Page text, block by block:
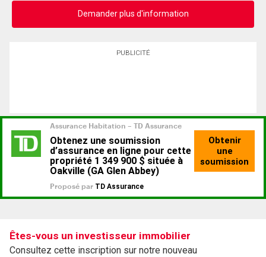
Demander plus d'information
PUBLICITÉ
Êtes-vous un investisseur immobilier
Consultez cette inscription sur notre nouveau